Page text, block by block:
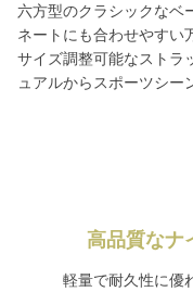
六方型のクラシックなベ
ネートにも合わせやすい
サイズ調整可能なストラ
ュアルからスポーツシー
高品質なナ
軽量で耐久性に優